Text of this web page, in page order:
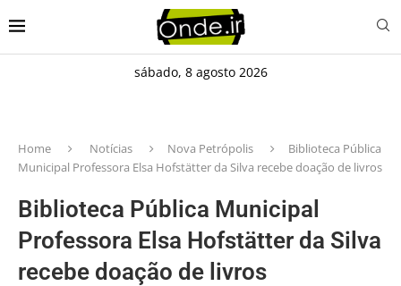
sábado, 8 agosto 2026
Home Notícias Nova Petrópolis
​​​​​​​Biblioteca Pública
Municipal Professora Elsa Hofstätter da Silva recebe doação de livros
​​​​​​​Biblioteca Pública Municipal
Professora Elsa Hofstätter da Silva
recebe doação de livros